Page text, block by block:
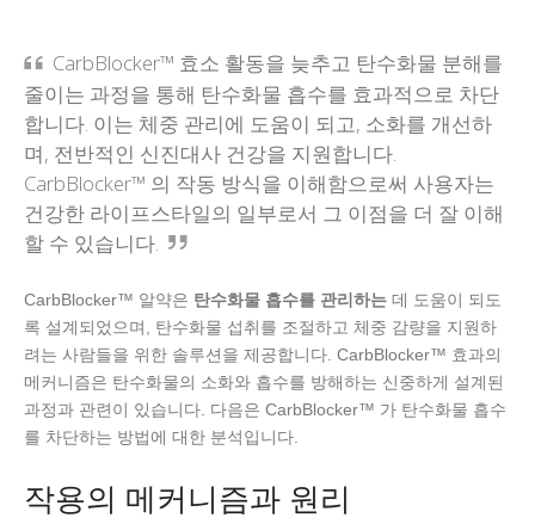
CarbBlocker™ 효소 활동을 늦추고 탄수화물 분해를
줄이는 과정을 통해 탄수화물 흡수를 효과적으로 차단
합니다. 이는 체중 관리에 도움이 되고, 소화를 개선하
며, 전반적인 신진대사 건강을 지원합니다.
CarbBlocker™ 의 작동 방식을 이해함으로써 사용자는
건강한 라이프스타일의 일부로서 그 이점을 더 잘 이해
할 수 있습니다.
CarbBlocker™ 알약은 탄수화물 흡수를 관리하는 데 도움이 되도
록 설계되었으며, 탄수화물 섭취를 조절하고 체중 감량을 지원하
려는 사람들을 위한 솔루션을 제공합니다. CarbBlocker™ 효과의
메커니즘은 탄수화물의 소화와 흡수를 방해하는 신중하게 설계된
과정과 관련이 있습니다. 다음은 CarbBlocker™ 가 탄수화물 흡수
를 차단하는 방법에 대한 분석입니다.
작용의 메커니즘과 원리